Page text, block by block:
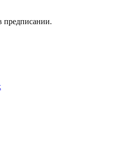
предписании.